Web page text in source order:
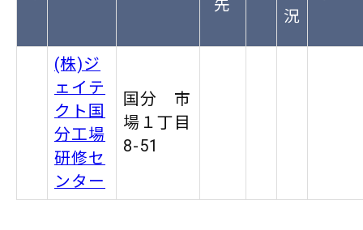
先
況
(株)ジ
ェイテ
クト国
分工場
研修セ
ンター
国分 市
場１丁目
8-51